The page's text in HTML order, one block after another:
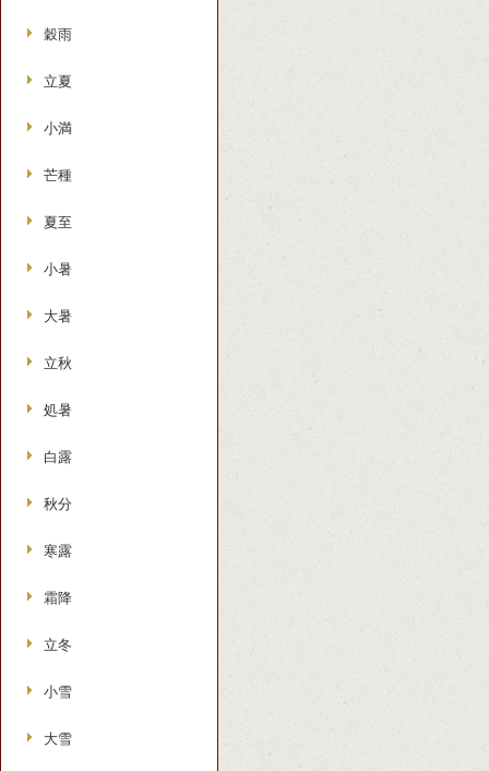
穀雨
立夏
小満
芒種
夏至
小暑
大暑
立秋
処暑
白露
秋分
寒露
霜降
立冬
小雪
大雪